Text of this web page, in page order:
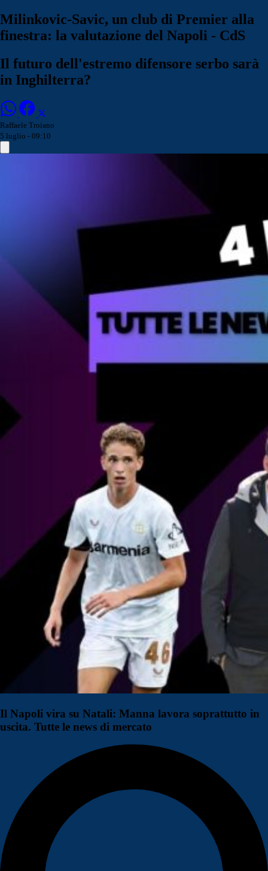
Milinkovic-Savic, un club di Premier alla
finestra: la valutazione del Napoli - CdS
Il futuro dell'estremo difensore serbo sarà
in Inghilterra?
Raffaele Troiano
5 luglio - 09:10
Il Napoli vira su Natali: Manna lavora soprattutto in
uscita. Tutte le news di mercato